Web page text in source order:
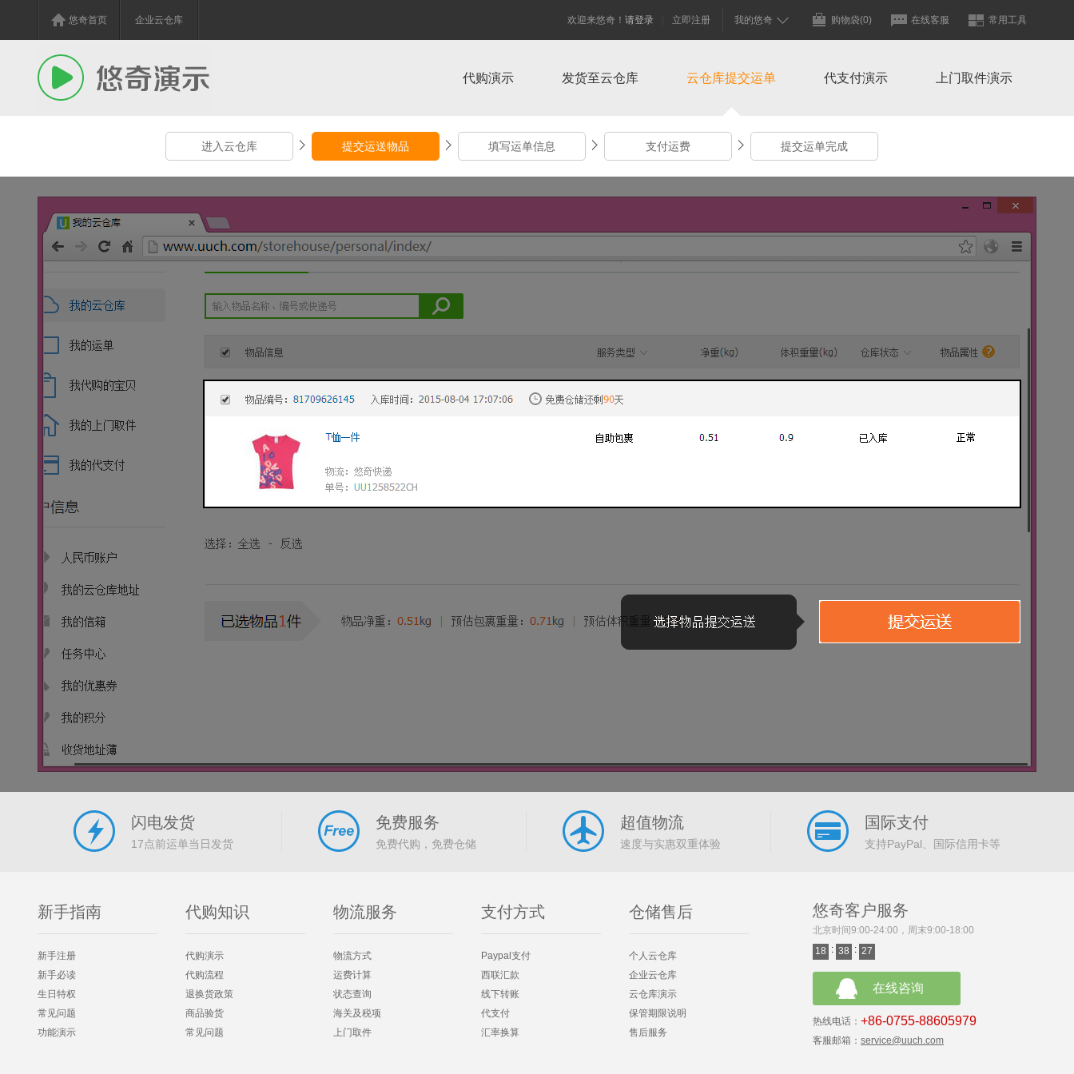
悠奇首页 企业云仓库 欢迎来悠奇！ 请登录 立即注册 我的悠奇 购物袋(0) 在线客服 常用工具
代购演示 发货至云仓库 云仓库提交运单 代支付演示 上门取件演示
进入云仓库 提交运送物品 填写运单信息 支付运费 提交运单完成
闪电发货
17点前运单当日发货
免费服务
免费代购，免费仓储
超值物流
速度与实惠双重体验
国际支付
支持PayPal、国际信用卡等
新手指南
新手注册
新手必读
生日特权
常见问题
功能演示
代购知识
代购演示
代购流程
退换货政策
商品验货
常见问题
物流服务
物流方式
运费计算
状态查询
海关及税项
上门取件
支付方式
Paypal支付
西联汇款
线下转账
代支付
汇率换算
仓储售后
个人云仓库
企业云仓库
云仓库演示
保管期限说明
售后服务
悠奇客户服务
北京时间9:00-24:00，周末9:00-18:00
18 : 38 : 27
在线咨询
热线电话： +86-0755-88605979
客服邮箱： service@uuch.com